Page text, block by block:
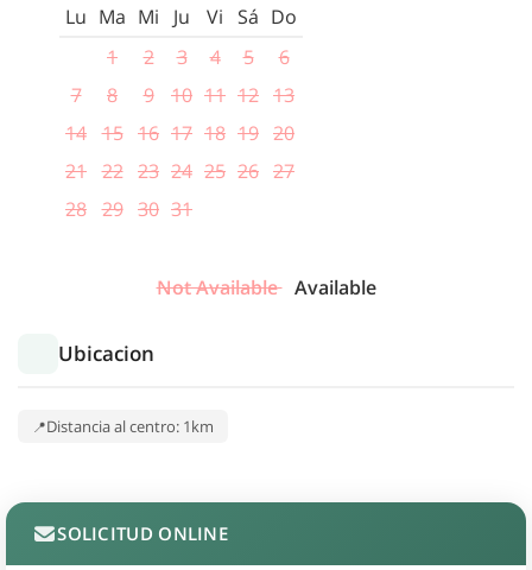
Lu Ma Mi Ju Vi Sá Do
1
2 3 4 5
6
7
8 9 10 11 12 13
14 15 16 17 18 19 20
21 22 23 24 25 26 27
28 29 30 31
Not Available Available
Ubicacion
Distancia al centro: 1km
SOLICITUD ONLINE